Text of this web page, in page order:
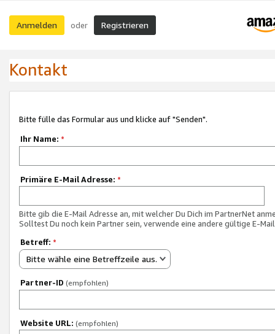
Anmelden oder Registrieren
Kontakt
Bitte fülle das Formular aus und klicke auf "Senden".
Ihr Name: *
Primäre E-Mail Adresse: *
Bitte gib die E-Mail Adresse an, mit welcher Du Dich im PartnerNet
Solltest Du noch kein Partner sein, verwende eine andere gültige E-
Betreff: *
Bitte wähle eine Betreffzeile aus.
Partner-ID (empfohlen)
Website URL: (empfohlen)